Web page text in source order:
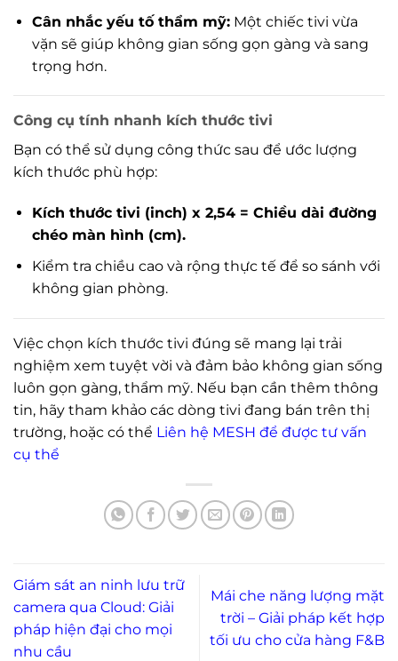
Cân nhắc yếu tố thẩm mỹ:Một chiếc tivi vừa
vặn sẽ giúp không gian sống gọn gàng và sang
trọng hơn.
Công cụ tính nhanh kích thước tivi
Bạn có thể sử dụng công thức sau để ước lượng
kích thước phù hợp:
Kích thước tivi (inch) x 2,54 = Chiều dài đường
chéo màn hình (cm).
Kiểm tra chiều cao và rộng thực tế để so sánh với
không gian phòng.
Việc chọn kích thước tivi đúng sẽ mang lại trải
nghiệm xem tuyệt vời và đảm bảo không gian sống
luôn gọn gàng, thẩm mỹ. Nếu bạn cần thêm thông
tin, hãy tham khảo các dòng tivi đang bán trên thị
trường, hoặc có thể Liên hệ MESH để được tư vấn
cụ thể
Giám sát an ninh lưu trữ
camera qua Cloud: Giải
pháp hiện đại cho mọi
nhu cầu
Mái che năng lượng mặt
trời – Giải pháp kết hợp
tối ưu cho cửa hàng F&B